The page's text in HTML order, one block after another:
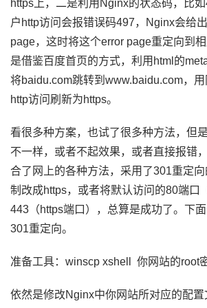
https上，二是利用Nginx的状态码，比
户http访问会报错误码497，Nginx会给
page，这时将这个error page重定向到
是借鉴百度首页的方式，利用html的
将baidu.com跳转到www.baidu.com，
http访问刷新为https。
看很多种方案，也试了很多种方法，但
不一样，或者不起效果，或者直接报错
合了网上的各种方法，采用了301重定
制改成https，或者将默认访问的80端口
443（https端口），总算是成功了。下
301重定向。
准备工具：winscp xshell 你网站的root
依然是修改Nginx中你网站所对应的配